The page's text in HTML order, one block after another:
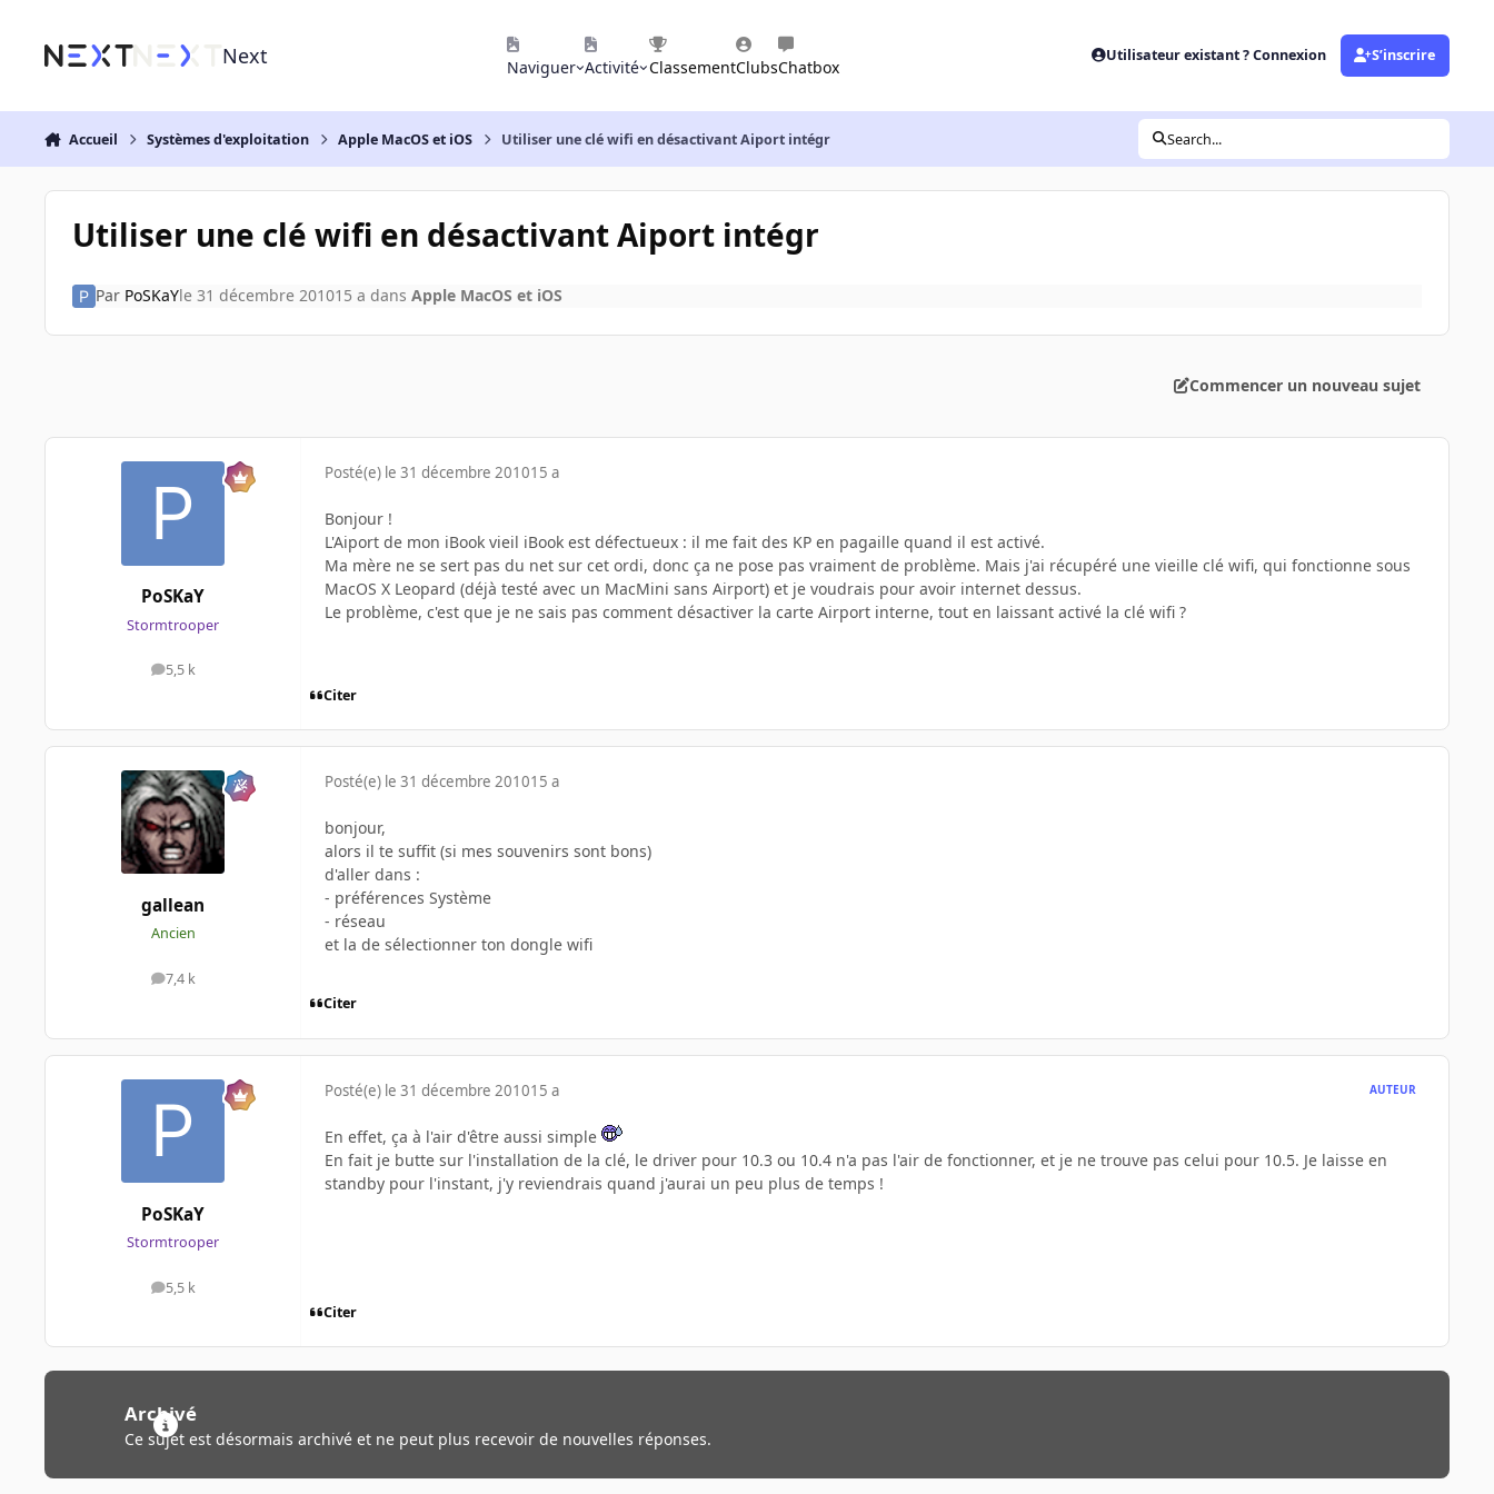
Next Naviguer Activité ClassementClubsChatbox
Utilisateur existant ? Connexion S’inscrire
Accueil Systèmes d'exploitation Apple MacOS et iOS Utiliser une clé wifi en désactivant Aiport intégr Search...
Utiliser une clé wifi en désactivant Aiport intégr
Par PoSKaYle 31 décembre 201015 a dans Apple MacOS et iOS
Commencer un nouveau sujet
PoSKaY
Stormtrooper
5,5 k
messages
Posté(e) le 31 décembre 201015 a
Bonjour !
L'Aiport de mon iBook vieil iBook est défectueux : il me fait des KP en pagaille quand il est activé.
Ma mère ne se sert pas du net sur cet ordi, donc ça ne pose pas vraiment de problème. Mais j'ai récupéré une vieille clé wifi, qui fonctionne sous
MacOS X Leopard (déjà testé avec un MacMini sans Airport) et je voudrais pour avoir internet dessus.
Le problème, c'est que je ne sais pas comment désactiver la carte Airport interne, tout en laissant activé la clé wifi ?
Citer
gallean
Ancien
7,4 k
messages
Posté(e) le 31 décembre 201015 a
bonjour,
alors il te suffit (si mes souvenirs sont bons)
d'aller dans :
- préférences Système
- réseau
et la de sélectionner ton dongle wifi
Citer
PoSKaY
Stormtrooper
5,5 k
messages
Posté(e) le 31 décembre 201015 a AUTEUR
En effet, ça à l'air d'être aussi simple
En fait je butte sur l'installation de la clé, le driver pour 10.3 ou 10.4 n'a pas l'air de fonctionner, et je ne trouve pas celui pour 10.5. Je laisse en
standby pour l'instant, j'y reviendrais quand j'aurai un peu plus de temps !
Citer
Archivé
Ce sujet est désormais archivé et ne peut plus recevoir de nouvelles réponses.